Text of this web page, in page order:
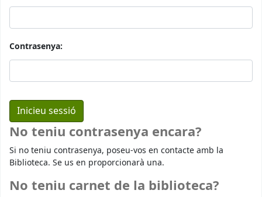
Contrasenya:
No teniu contrasenya encara?
Si no teniu contrasenya, poseu-vos en contacte amb la
Biblioteca. Se us en proporcionarà una.
No teniu carnet de la biblioteca?